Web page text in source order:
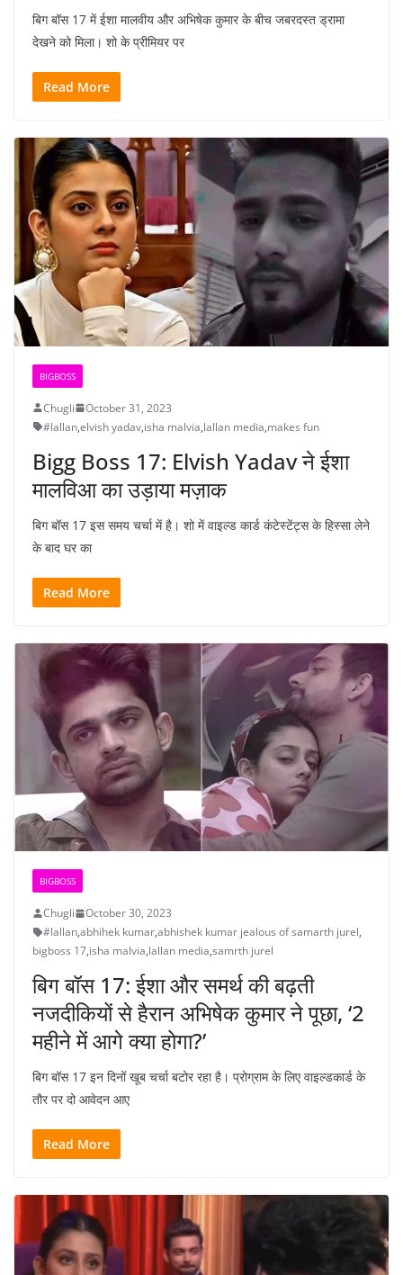
बिग बॉस 17 में ईशा मालवीय और अभिषेक कुमार के बीच जबरदस्त ड्रामा
देखने को मिला। शो के प्रीमियर पर
Read More
BIGBOSS
Chugli
October 31, 2023
#lallan,elvish yadav,isha malvia,lallan media,makes fun
Bigg Boss 17: Elvish Yadav ने ईशा
मालविआ का उड़ाया मज़ाक
बिग बॉस 17 इस समय चर्चा में है। शो में वाइल्ड कार्ड कंटेस्टेंट्स के हिस्सा लेने
के बाद घर का
Read More
BIGBOSS
Chugli
October 30, 2023
#lallan,abhihek kumar,abhishek kumar jealous of samarth jurel,
bigboss 17,isha malvia,lallan media,samrth jurel
बिग बॉस 17: ईशा और समर्थ की बढ़ती
नजदीकियों से हैरान अभिषेक कुमार ने पूछा, ‘2
महीने में आगे क्या होगा?’
बिग बॉस 17 इन दिनों खूब चर्चा बटोर रहा है। प्रोग्राम के लिए वाइल्डकार्ड के
तौर पर दो आवेदन आए
Read More